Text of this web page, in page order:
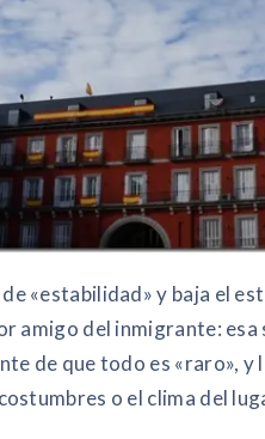
«estabilidad» y baja el
amigo del inmigrante:
de que todo es «raro», y
o el clima del